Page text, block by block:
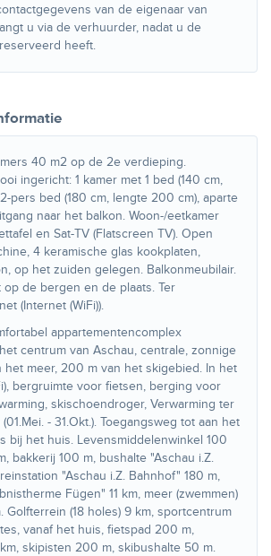
van de eigenaar van
u via de verhuurder, nadat u de
heeft.
40 m2 op de 2e verdieping.
ingericht: 1 kamer met 1 bed (140 cm,
pers bed (180 cm, lengte 200 cm), aparte
naar het balkon. Woon-/eetkamer
en Sat-TV (Flatscreen TV). Open
4 keramische glas kookplaten,
op het zuiden gelegen. Balkonmeubilair.
de bergen en de plaats. Ter
(Internet (WiFi)).
appartementencomplex
centrum van Aschau, centrale, zonnige
het meer, 200 m van het skigebied. In het
bergruimte voor fietsen, berging voor
skischoendroger, Verwarming ter
- 31.Okt.). Toegangsweg tot aan het
bij het huis. Levensmiddelenwinkel 100
bakkerij 100 m, bushalte "Aschau i.Z.
"Aschau i.Z. Bahnhof" 180 m,
Fügen" 11 km, meer (zwemmen)
Golfterrein (18 holes) 9 km, sportcentrum
vanaf het huis, fietspad 200 m,
skipisten 200 m, skibushalte 50 m.